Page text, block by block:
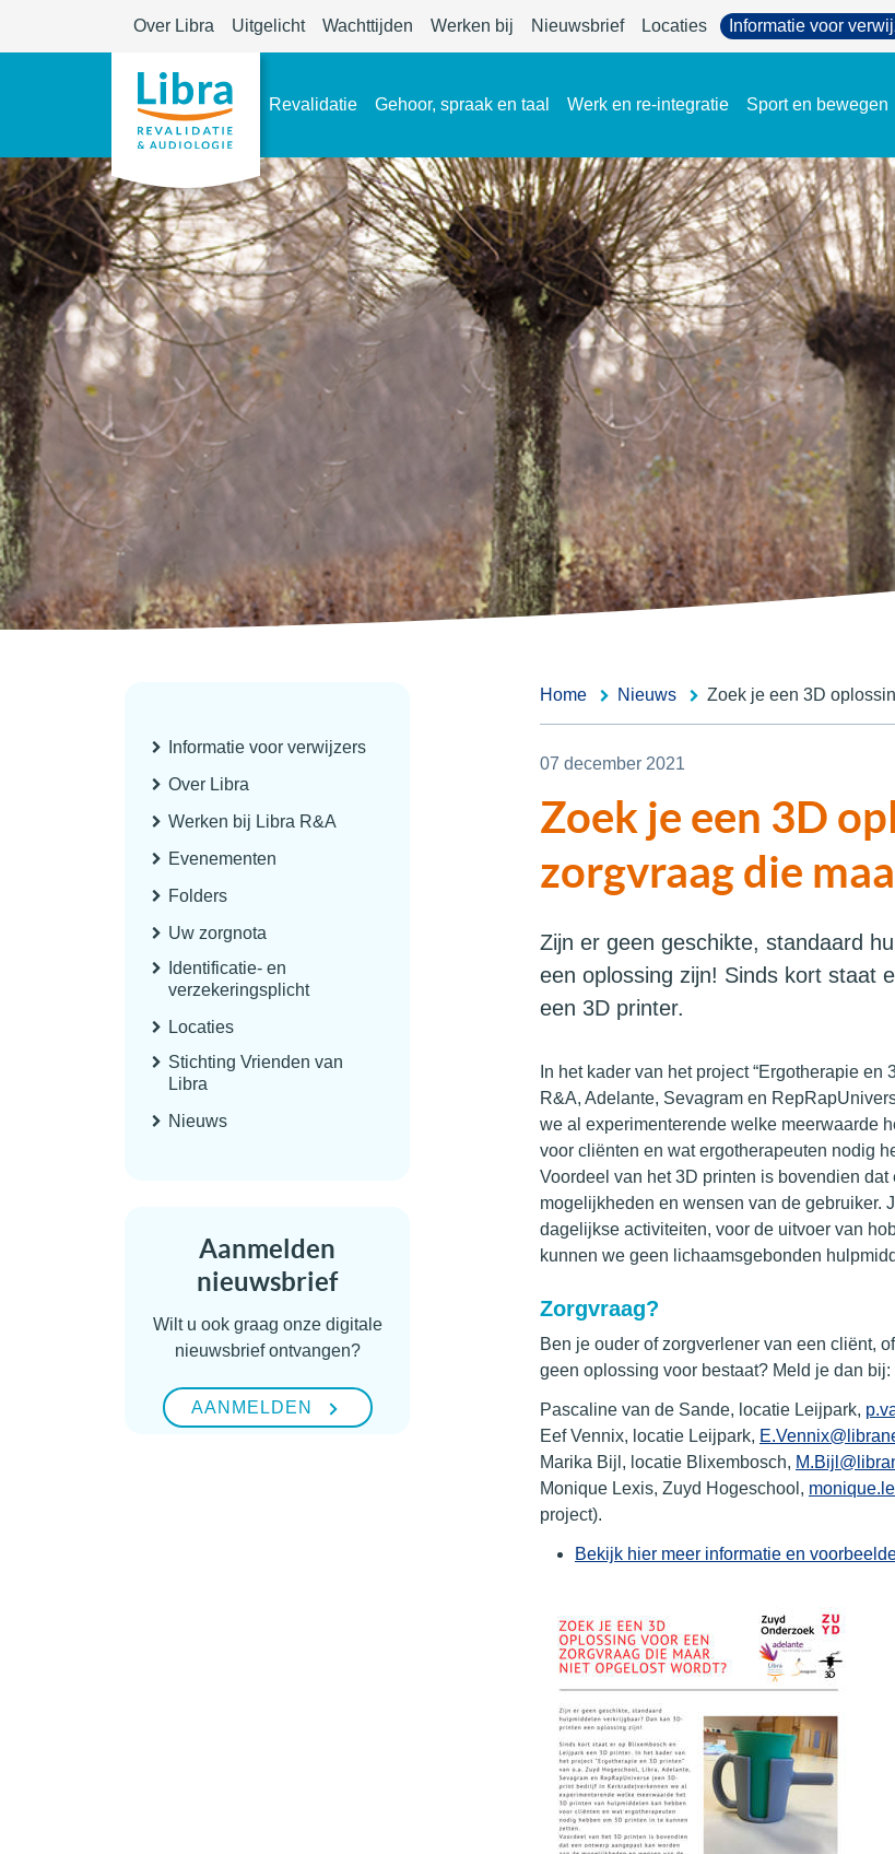
Over Libra Uitgelicht Wachttijden Werken bij Nieuwsbrief Locaties Informatie voor
Revalidatie Gehoor, spraak en taal Werk en re-integratie Sport en bewegen
Informatie voor verwijzers
Over Libra
Werken bij Libra R&A
Evenementen
Folders
Uw zorgnota
Identificatie- en
verzekeringsplicht
Locaties
Stichting Vrienden van
Libra
Nieuws
Aanmelden
nieuwsbrief
Wilt u ook graag onze digitale
nieuwsbrief ontvangen?
AANMELDEN
Home Nieuws Zoek je een 3D
07 december 2021
Zoek je een 3D
zorgvraag die
Zijn er geen geschikte, standaard
een oplossing zijn! Sinds kort staat
een 3D printer.
In het kader van het project “Ergotherapie
R&A, Adelante, Sevagram en
we al experimenterende welke meerwaarde
voor cliënten en wat ergotherapeuten nodig
Voordeel van het 3D printen is bovendien
mogelijkheden en wensen van de gebruiker.
dagelijkse activiteiten, voor de uitvoer van
kunnen we geen lichaamsgebonden
Zorgvraag?
Ben je ouder of zorgverlener van een cliënt,
geen oplossing voor bestaat? Meld je dan bij:
Pascaline van de Sande, locatie Leijpark,
Eef Vennix, locatie Leijpark,
Marika Bijl, locatie Blixembosch,
Monique Lexis, Zuyd Hogeschool,
project).
Bekijk hier meer informatie en